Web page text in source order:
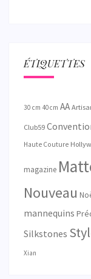
ÉTIQUETTES
30 cm 40 cm AA
Club59
Haute Couture
magazine
Nouveau
mannequins
Silkstones
Xian